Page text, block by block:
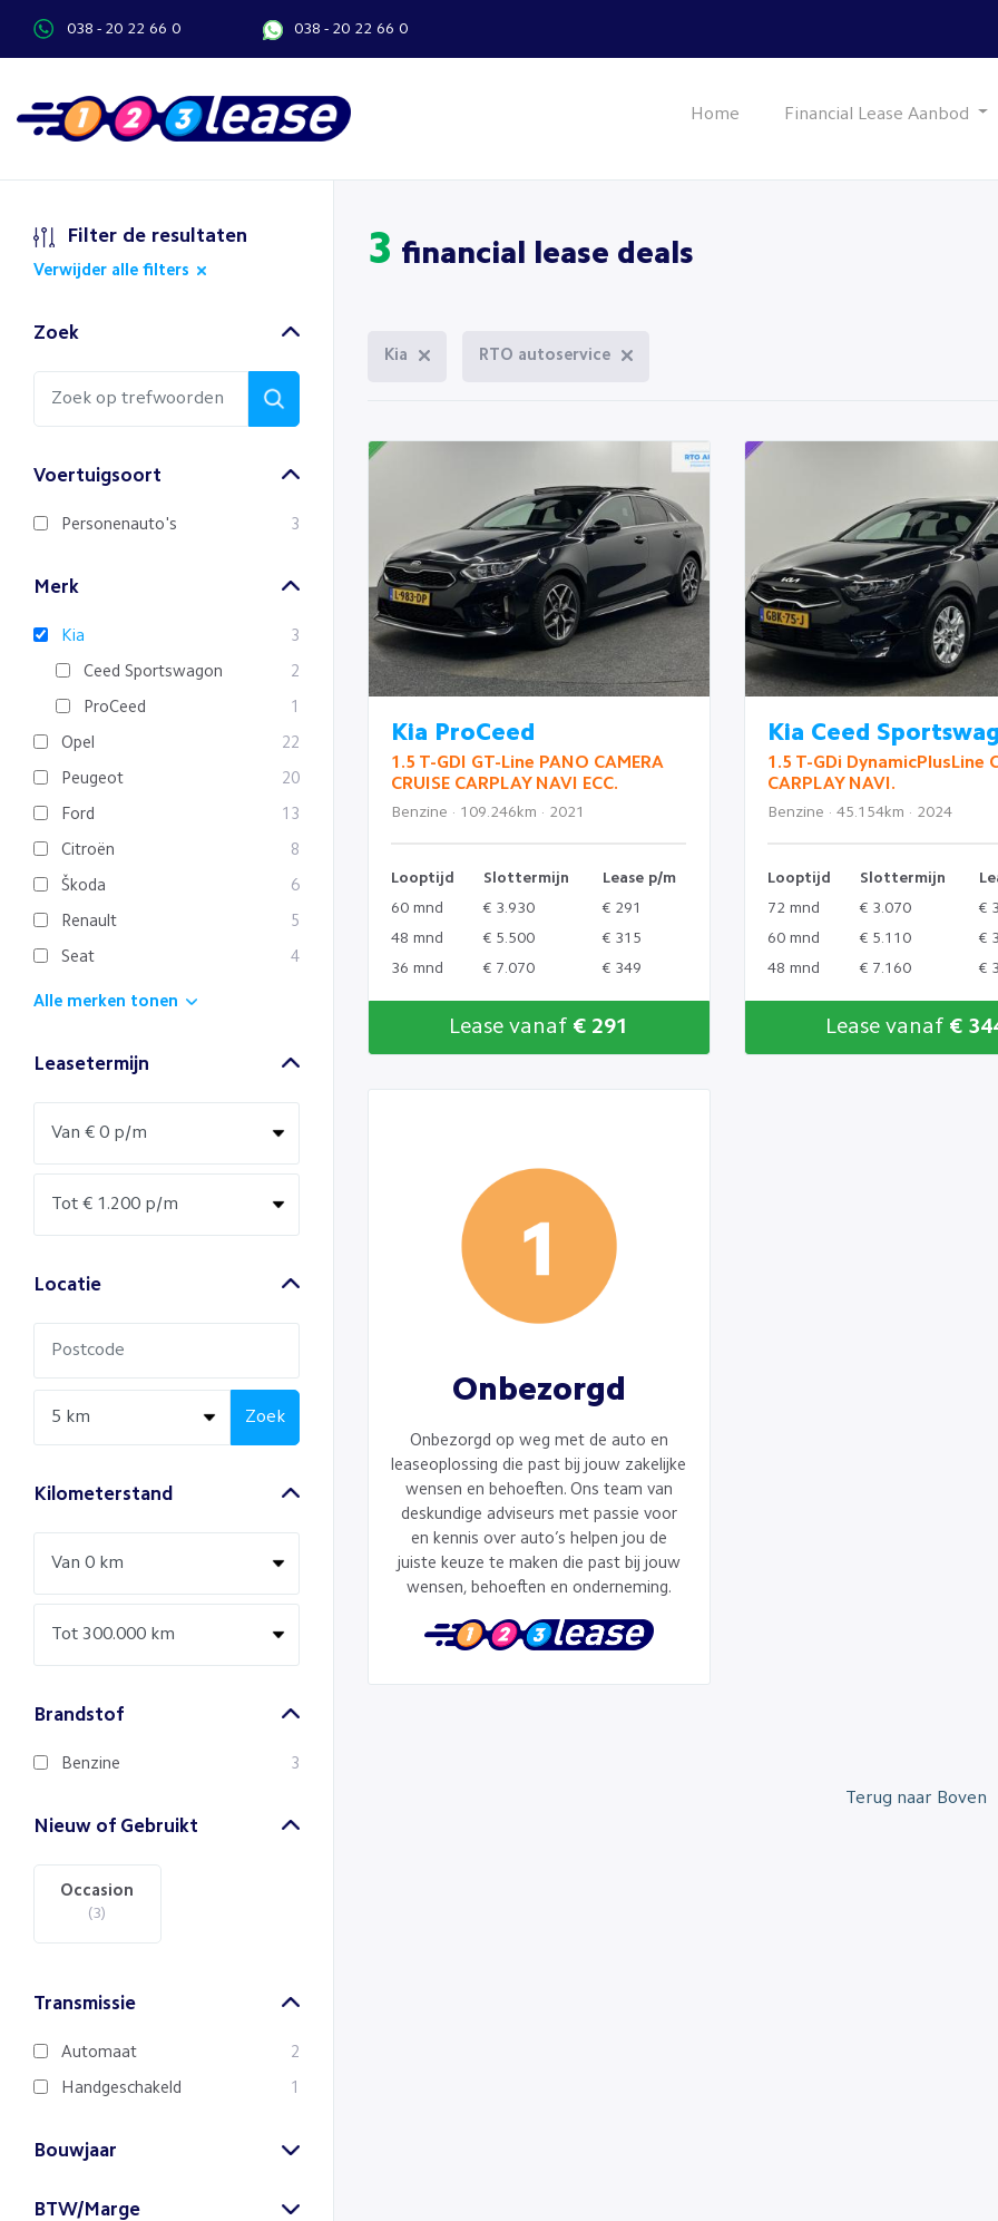
038 - 20 22 66 0 038 - 20 22 66 0
Home Financial Lease Aanbod
Filter de resultaten
Verwijder alle filters
Zoek
Voertuigsoort
Personenauto's 3
Merk
Kia 3
Ceed Sportswagon 2
ProCeed 1
Opel 22
Peugeot 20
Ford 13
Citroën 8
Škoda 6
Renault 5
Seat 4
Alle merken tonen
Leasetermijn
Locatie
Zoek
Kilometerstand
Brandstof
Benzine 3
Nieuw of Gebruikt
Occasion
(3)
Transmissie
Automaat 2
Handgeschakeld 1
Bouwjaar
(1)
BTW/Marge
3 financial lease deals
Kia RTO autoservice
Kia ProCeed
1.5 T-GDI GT-Line PANO CAMERA
CRUISE CARPLAY NAVI ECC.
Benzine · 109.246km · 2021
Looptijd Slottermijn
Lease p/m
60 mnd
€ 3.930
€ 291
48 mnd
€ 5.500
€ 315
36 mnd
€ 7.070 € 349
Lease vanaf € 291
Kia Ceed
1.5 T-GDi DynamicPlusLine
CARPLAY NAVI.
Benzine · 45.154km · 2024
Looptijd Slottermijn
72 mnd
€ 3.070
€
60 mnd
€ 5.110
€
48 mnd
€ 7.160 €
Lease vanaf €
Onbezorgd
Onbezorgd op weg met de auto en
leaseoplossing die past bij jouw zakelijke
wensen en behoeften. Ons team van
deskundige adviseurs met passie voor
en kennis over auto’s helpen jou de
juiste keuze te maken die past bij jouw
wensen, behoeften en onderneming.
Terug naar Boven